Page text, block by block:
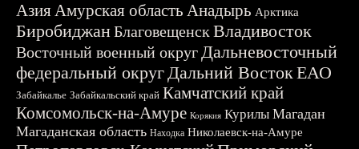
АзияАмурская область Анадырь Арктика
БиробиджанБлаговещенскВладивосток
Восточный военный округДальневосточный
федеральный округДальний ВостокЕАО
Забайкалье Забайкальский край Камчатский край
Комсомольск-на-Амуре Корякия Курилы Магадан
Магаданская область Находка Николаевск-на-Амуре